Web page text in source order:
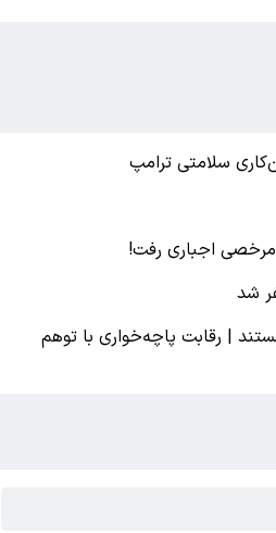
سلامتی ترامپ
اجباری رفت!
شد
| رقابت پاچه‌خواری با توهم